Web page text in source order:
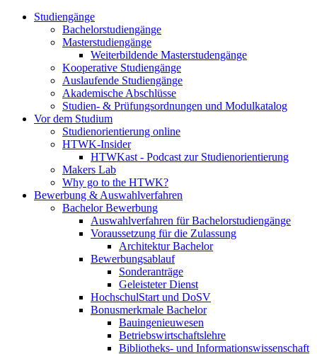
Studiengänge
Bachelorstudiengänge
Masterstudiengänge
Weiterbildende Masterstudengänge
Kooperative Studiengänge
Auslaufende Studiengänge
Akademische Abschlüsse
Studien- & Prüfungsordnungen und Modulkatalog
Vor dem Studium
Studienorientierung online
HTWK-Insider
HTWKast - Podcast zur Studienorientierung
Makers Lab
Why go to the HTWK?
Bewerbung & Auswahlverfahren
Bachelor Bewerbung
Auswahlverfahren für Bachelorstudiengänge
Voraussetzung für die Zulassung
Architektur Bachelor
Bewerbungsablauf
Sonderanträge
Geleisteter Dienst
HochschulStart und DoSV
Bonusmerkmale Bachelor
Bauingenieuwesen
Betriebswirtschaftslehre
Bibliotheks- und Informationswissenschaft